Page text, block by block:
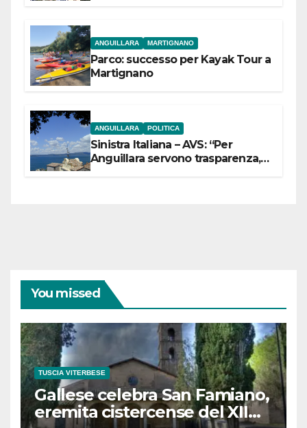
ANGUILLARA MARTIGNANO
Parco: successo per Kayak Tour a
Martignano
ANGUILLARA POLITICA
Sinistra Italiana – AVS: “Per
Anguillara servono trasparenza,
You missed
TUSCIA VITERBESE
Gallese celebra San Famiano,
eremita cistercense del XII